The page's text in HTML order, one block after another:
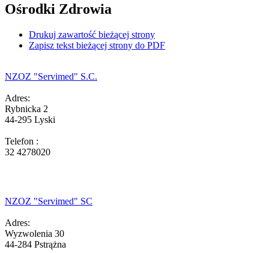
Ośrodki Zdrowia
Drukuj zawartość bieżącej strony
Zapisz tekst bieżącej strony do PDF
NZOZ "Servimed" S.C.
Adres:
Rybnicka 2
44-295 Lyski
Telefon :
32 4278020
NZOZ "Servimed" SC
Adres:
Wyzwolenia 30
44-284 Pstrążna